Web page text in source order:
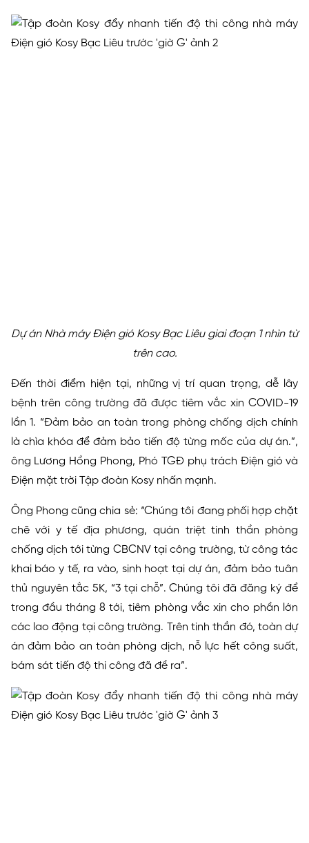
Dự án Nhà máy Điện gió Kosy Bạc Liêu giai đoạn 1 nhìn từ
trên cao.
Đến thời điểm hiện tại, những vị trí quan trọng, dễ lây
bệnh trên công trường đã được tiêm vắc xin COVID-19
lần 1. “Đảm bảo an toàn trong phòng chống dịch chính
là chìa khóa để đảm bảo tiến độ từng mốc của dự án.”,
ông Lương Hồng Phong, Phó TGĐ phụ trách Điện gió và
Điện mặt trời Tập đoàn Kosy nhấn mạnh.
Ông Phong cũng chia sẻ: “Chúng tôi đang phối hợp chặt
chẽ với y tế địa phương, quán triệt tinh thần phòng
chống dịch tới từng CBCNV tại công trường, từ công tác
khai báo y tế, ra vào, sinh hoạt tại dự án, đảm bảo tuân
thủ nguyên tắc 5K, “3 tại chỗ”. Chúng tôi đã đăng ký để
trong đầu tháng 8 tới, tiêm phòng vắc xin cho phần lớn
các lao động tại công trường. Trên tinh thần đó, toàn dự
án đảm bảo an toàn phòng dịch, nỗ lực hết công suất,
bám sát tiến độ thi công đã đề ra”.